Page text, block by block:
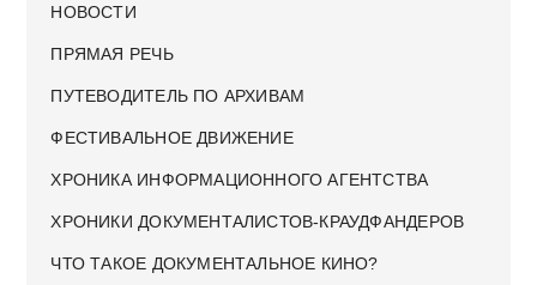
НОВОСТИ
ПРЯМАЯ РЕЧЬ
ПУТЕВОДИТЕЛЬ ПО АРХИВАМ
ФЕСТИВАЛЬНОЕ ДВИЖЕНИЕ
ХРОНИКА ИНФОРМАЦИОННОГО АГЕНТСТВА
ХРОНИКИ ДОКУМЕНТАЛИСТОВ-КРАУДФАНДЕРОВ
ЧТО ТАКОЕ ДОКУМЕНТАЛЬНОЕ КИНО?